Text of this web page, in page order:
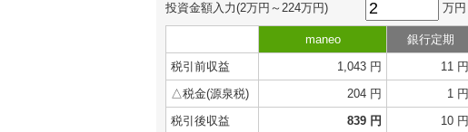
投資金額入力(2万円～224万円) 万円
maneo
銀行定期
税引前収益
1,043 円
11 円
△税金(源泉税)
204 円
1 円
税引後収益
839 円 10 円